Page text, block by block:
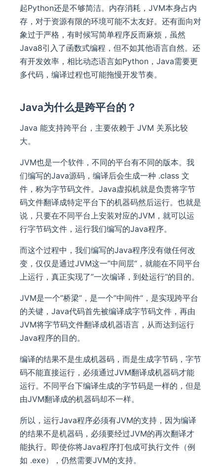
起Python还是不够简洁。内存消耗，JVM本身占内
存，对于资源有限的环境可能不太友好。还有面向对
象过于严格，有时候写简单程序反而麻烦，虽然
Java8引入了函数式编程，但不如其他语言自然。还
有开发效率，相比动态语言如Python，Java需要更
多代码，编译过程也可能拖慢开发节奏。
Java为什么是跨平台的？
Java 能支持跨平台，主要依赖于 JVM 关系比较
大。
JVM也是一个软件，不同的平台有不同的版本。我
们编写的Java源码，编译后会生成一种 .class 文
件，称为字节码文件。Java虚拟机就是负责将字节
码文件翻译成特定平台下的机器码然后运行。也就是
说，只要在不同平台上安装对应的JVM，就可以运
行字节码文件，运行我们编写的Java程序。
而这个过程中，我们编写的Java程序没有做任何改
变，仅仅是通过JVM这一”中间层“，就能在不同平台
上运行，真正实现了”一次编译，到处运行“的目的。
JVM是一个”桥梁“，是一个”中间件“，是实现跨平台
的关键，Java代码首先被编译成字节码文件，再由
JVM将字节码文件翻译成机器语言，从而达到运行
Java程序的目的。
编译的结果不是生成机器码，而是生成字节码，字节
码不能直接运行，必须通过JVM翻译成机器码才能
运行。不同平台下编译生成的字节码是一样的，但是
由JVM翻译成的机器码却不一样。
所以，运行Java程序必须有JVM的支持，因为编译
的结果不是机器码，必须要经过JVM的再次翻译才
能执行。即使你将Java程序打包成可执行文件（例
如 .exe），仍然需要JVM的支持。